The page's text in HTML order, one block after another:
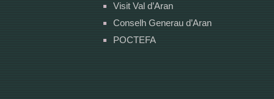
Visit Val d’Aran
Conselh Generau d’Aran
POCTEFA